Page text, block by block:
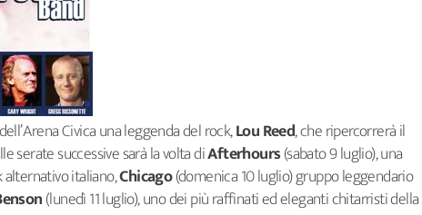
Civica una leggenda del rock,Lou Reed, che ripercorrerà il
serate successive sarà la volta diAfterhours(sabato 9 luglio), una
italiano,Chicago(domenica 10 luglio) gruppo leggendario
(lunedì 11 luglio), uno dei più raffinati ed eleganti chitarristi della